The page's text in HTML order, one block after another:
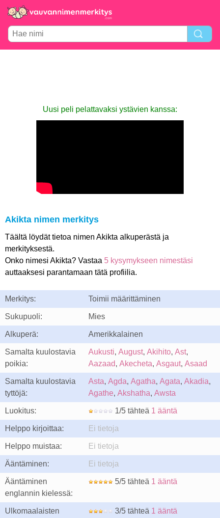
Uusi peli pelattavaksi ystävien kanssa:
Akikta nimen merkitys
Täältä löydät tietoa nimen Akikta alkuperästä ja
merkityksestä.
Onko nimesi Akikta? Vastaa 5 kysymykseen nimestäsi
auttaaksesi parantamaan tätä profiilia.
Merkitys: Toimii määrittäminen
Sukupuoli: Mies
Alkuperä: Amerikkalainen
Samalta kuulostavia
poikia:
Aukusti, August, Akihito, Ast,
Aazaad, Akecheta, Asgaut, Asaad
Samalta kuulostavia
tyttöjä:
Asta, Agda, Agatha, Agata, Akadia,
Agathe, Akshatha, Awsta
Luokitus: 1/5 tähteä 1 ääntä
Helppo kirjoittaa: Ei tietoja
Helppo muistaa: Ei tietoja
Ääntäminen: Ei tietoja
Ääntäminen
englannin kielessä:
5/5 tähteä 1 ääntä
Ulkomaalaisten
3/5 tähteä 1 ääntä